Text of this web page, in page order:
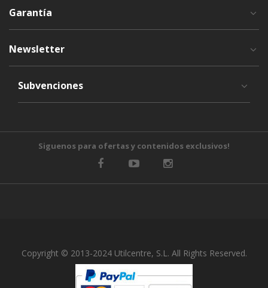
Garantía
Newsletter
Subvenciones
Siguenos para ofertas y contenidos exclusivos!
Copyright © 2013-2024 Utilcentre, S.L. All Rights Reserved.